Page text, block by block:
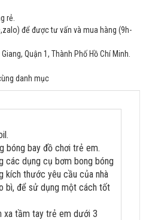
rẻ.
để được tư vấn và mua hàng (9h-
Quận 1, Thành Phố Hồ Chí Minh.
danh mục
bóng bay đồ chơi trẻ em.
các dụng cụ bơm bong bóng
kích thước yêu cầu của nhà
bì, để sử dụng một cách tốt
xa tầm tay trẻ em dưới 3